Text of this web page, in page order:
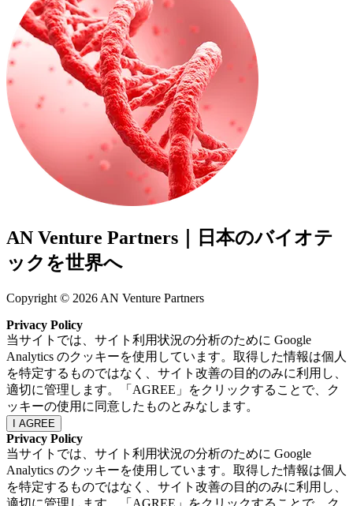
AN Venture Partners｜日本のバイオテ
ックを世界へ
Copyright © 2026 AN Venture Partners
Privacy Policy
当サイトでは、サイト利用状況の分析のために Google
Analytics のクッキーを使用しています。取得した情報は個人
を特定するものではなく、サイト改善の目的のみに利用し、
適切に管理します。「AGREE」をクリックすることで、ク
ッキーの使用に同意したものとみなします。
I AGREE
Privacy Policy
当サイトでは、サイト利用状況の分析のために Google
Analytics のクッキーを使用しています。取得した情報は個人
を特定するものではなく、サイト改善の目的のみに利用し、
適切に管理します。「AGREE」をクリックすることで、ク